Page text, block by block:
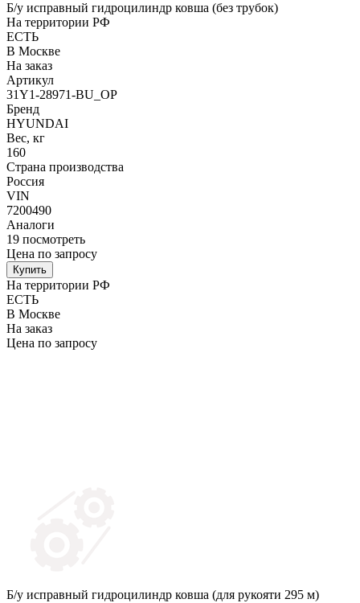
Б/у исправный гидроцилиндр ковша (без трубок)
На территории РФ
ЕСТЬ
В Москве
На заказ
Артикул
31Y1-28971-BU_OP
Бренд
HYUNDAI
Вес, кг
160
Страна производства
Россия
VIN
7200490
Аналоги
19 посмотреть
Цена по запросу
Купить
На территории РФ
ЕСТЬ
В Москве
На заказ
Цена по запросу
Б/у исправный гидроцилиндр ковша (для рукояти 295 м)